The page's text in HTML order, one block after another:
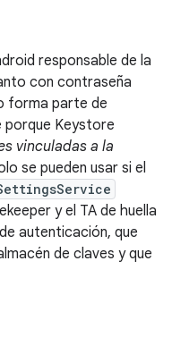
responsable de la
con contraseña
forma parte de
porque Keystore
vinculadas a la
se pueden usar si el
y el TA de huella
autenticación, que
de claves y que